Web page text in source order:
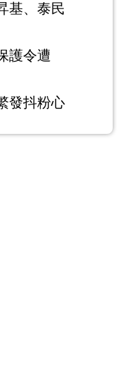
基、泰民
護令遭
發抖粉心